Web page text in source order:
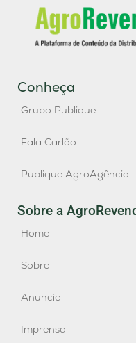
Conheça
Grupo Publique
Fala Carlão
Publique AgroAgência
Sobre a
Home
Sobre
Anuncie
Imprensa